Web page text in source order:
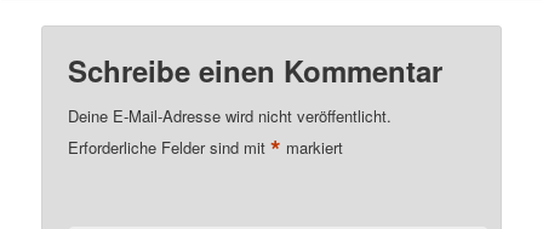
Schreibe einen Kommentar
Deine E-Mail-Adresse wird nicht veröffentlicht.
Erforderliche Felder sind mit* markiert